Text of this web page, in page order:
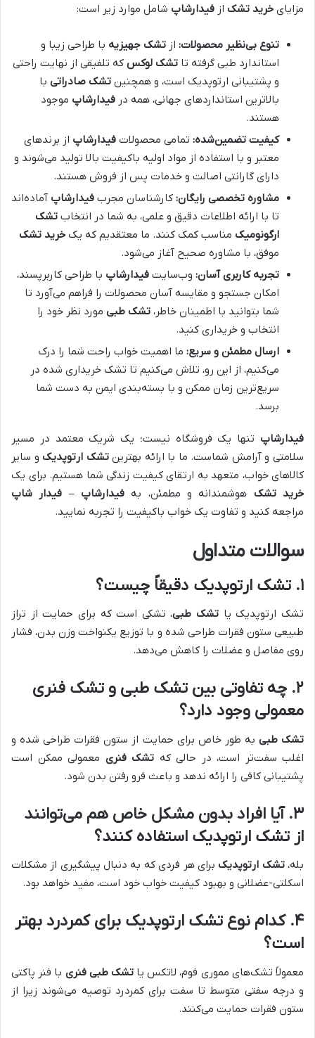
مزایای خرید تشک از فیدارشاپ شامل موارد زیر است:
تنوع بی‌نظیر محصولات: از تشک جهیزیه با طراحی زیبا و
استاندارد طبی گرفته تا تشک لوکس که تلفیقی از نهایت راحتی
و پشتیبانی ارتوپدیک است، و همچنین تشک صادراتی با
بالاترین استانداردهای جهانی، همه در فیدارشاپ موجود
هستند.
کیفیت تضمین‌شده: تمامی محصولات فیدارشاپ از برندهای
معتبر و با استفاده از مواد اولیه باکیفیت بالا تولید می‌شوند و
دارای گارانتی اصالت و خدمات پس از فروش هستند.
مشاوره تخصصی رایگان: کارشناسان مجرب فیدارشاپ آماده‌اند
تا با ارائه اطلاعات دقیق و علمی، به شما در انتخاب تشک
ارگونومیک مناسب کمک کنند. ما معتقدیم که یک خرید تشک
موفق، با مشاوره صحیح آغاز می‌شود.
تجربه کاربری آسان: وب‌سایت فیدارشاپ با طراحی کاربرپسند،
امکان جستجو و مقایسه آسان محصولات را فراهم می‌آورد تا
شما بتوانید با اطمینان خاطر، تشک طبی مورد نظر خود را
انتخاب و خریداری کنید.
ارسال مطمئن و سریع: ما اهمیت خواب راحت شما را درک
می‌کنیم، از این رو، تلاش می‌کنیم تا تشک خریداری شده در
سریع‌ترین زمان ممکن و با بسته‌بندی ایمن به دست شما
برسد.
فیدارشاپ تنها یک فروشگاه نیست؛ یک شریک معتمد در مسیر
سلامتی و آرامش شماست. ما با ارائه بهترینتشک ارتوپدیک و سایر
کالاهای خواب، متعهد به ارتقای کیفیت زندگی شما هستیم. برای یک
خرید تشک هوشمندانه و مطمئن، به فیدارشاپ – فیدار شاپ
مراجعه کنید و تفاوت یک خواب باکیفیت را تجربه نمایید.
سوالات متداول
۱. تشک ارتوپدیک دقیقاً چیست؟
تشک ارتوپدیک یا تشک طبی، تشکی است که برای حمایت از تراز
طبیعی ستون فقرات طراحی شده و با توزیع یکنواخت وزن بدن، فشار
روی مفاصل و عضلات را کاهش می‌دهد.
۲. چه تفاوتی بین تشک طبی و تشک فنری
معمولی وجود دارد؟
تشک طبی به طور خاص برای حمایت از ستون فقرات طراحی شده و
اغلب سفت‌تر است، در حالی که تشک فنری معمولی ممکن است
پشتیبانی کافی را ارائه ندهد و باعث فرو رفتن بدن شود.
۳. آیا افراد بدون مشکل خاص هم می‌توانند
از تشک ارتوپدیک استفاده کنند؟
بله،تشک ارتوپدیک برای هر فردی که به دنبال پیشگیری از مشکلات
اسکلتی-عضلانی و بهبود کیفیت خواب خود است، مفید خواهد بود.
۴. کدام نوع تشک ارتوپدیک برای کمردرد بهتر
است؟
معمولاً تشک‌های مموری فوم، لاتکس یاتشک طبی فنری با فنر پاکتی
و درجه سفتی متوسط تا سفت برای کمردرد توصیه می‌شوند زیرا از
ستون فقرات حمایت می‌کنند.